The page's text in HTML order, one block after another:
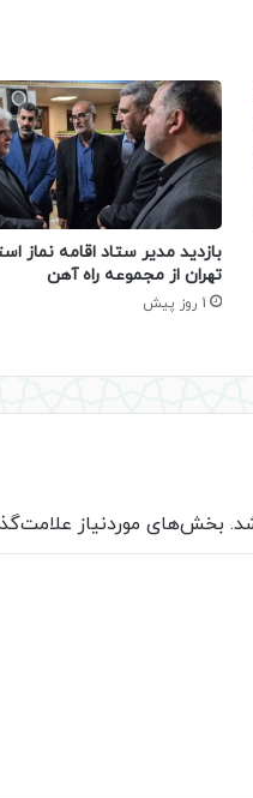
بازدید مدیر ستاد اقامه نماز
تهران از مجموعه راه آهن
1 روز پیش
بخش‌های موردنیاز